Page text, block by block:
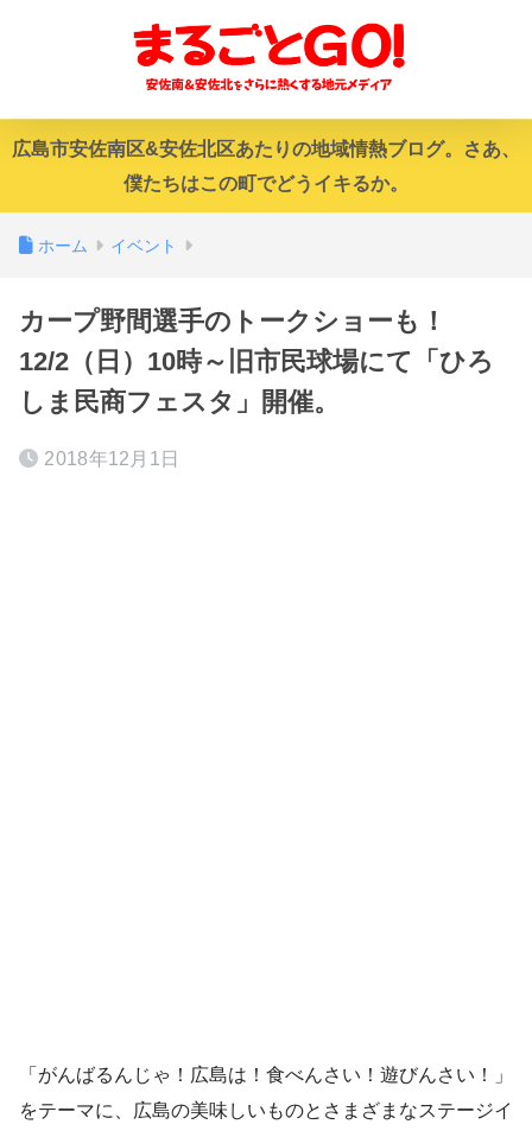
広島市安佐南区&安佐北区あたりの地域情熱ブログ。さあ、
僕たちはこの町でどうイキるか。
ホーム イベント
カープ野間選手のトークショーも！
12/2（日）10時～旧市民球場にて「ひろ
しま民商フェスタ」開催。
2018年12月1日
「がんばるんじゃ！広島は！食べんさい！遊びんさい！」
をテーマに、広島の美味しいものとさまざまなステージイ